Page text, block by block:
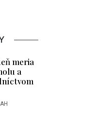
meria
a